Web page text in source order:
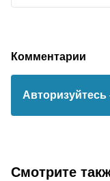
Комментарии
Авторизуйтесь
Смотрите